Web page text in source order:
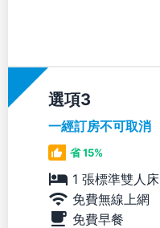
選項
一經訂房不可取消
省 15%
1 張標準雙人床
免費無線上網
免費早餐